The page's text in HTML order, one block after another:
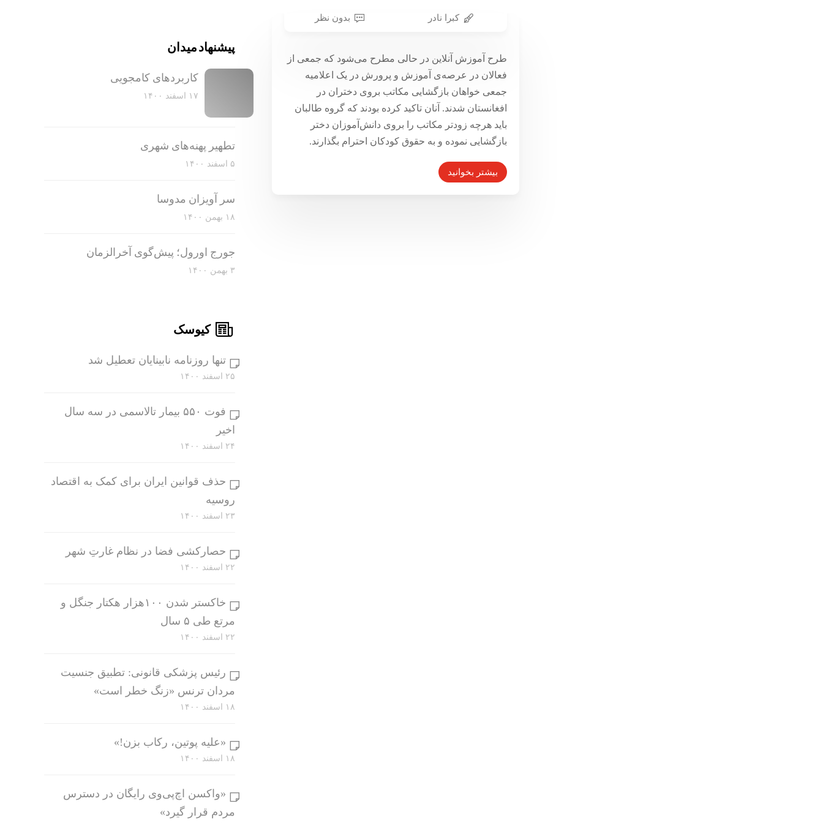
دخترانی که از رفتن به مکتب از سوی
طالبان منع شده‌اند
۱۰ آبان ۱۴۰۰
کبرا نادر بدون نظر
طرح آموزش آنلاین در حالی مطرح می‌شود که جمعی از
فعالان در عرصه‌ی آموزش و پرورش در یک اعلامیه‌
جمعی خواهان بازگشایی مکاتب بروی دختران در
افغانستان شدند. آنان تاکید کرده بودند که گروه طالبان
باید هرچه زودتر مکاتب را بروی دانش‌آموزان دختر
بازگشایی نموده و به حقوق کودکان احترام بگذارند.
بیشتر بخوانید
پیشنهاد میدان
کاربرد‌های کامجویی
۱۷ اسفند ۱۴۰۰
تطهیر پهنه‌های شهری
۵ اسفند ۱۴۰۰
سر آویزان مدوسا
۱۸ بهمن ۱۴۰۰
جورج اورول؛ پیش‌گوی آخرالزمان
۳ بهمن ۱۴۰۰
کیوسک
تنها روزنامه نابینایان تعطیل شد
۲۵ اسفند ۱۴۰۰
فوت ۵۵۰ بیمار تالاسمی در سه سال
اخیر
۲۴ اسفند ۱۴۰۰
حذف قوانین ایران برای کمک به اقتصاد
روسیه
۲۳ اسفند ۱۴۰۰
حصارکشی فضا در نظام غارتِ شهر
۲۲ اسفند ۱۴۰۰
خاکستر شدن ۱۰۰هزار هکتار جنگل و
مرتع طی ۵ سال
۲۲ اسفند ۱۴۰۰
رئیس پزشکی قانونی: تطبیق جنسیت
مردان ترنس «زنگ خطر است»
۱۸ اسفند ۱۴۰۰
«علیه پوتین، رکاب بزن!»
۱۸ اسفند ۱۴۰۰
«واکسن اچ‌پی‌وی رایگان در دسترس
مردم قرار گیرد»